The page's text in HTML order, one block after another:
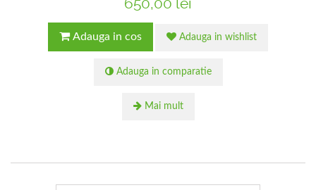
Adauga in cos Adauga in wishlist
Adauga in comparatie
Mai mult